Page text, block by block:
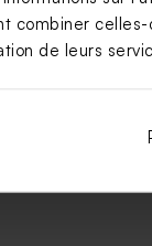
combiner
de leurs